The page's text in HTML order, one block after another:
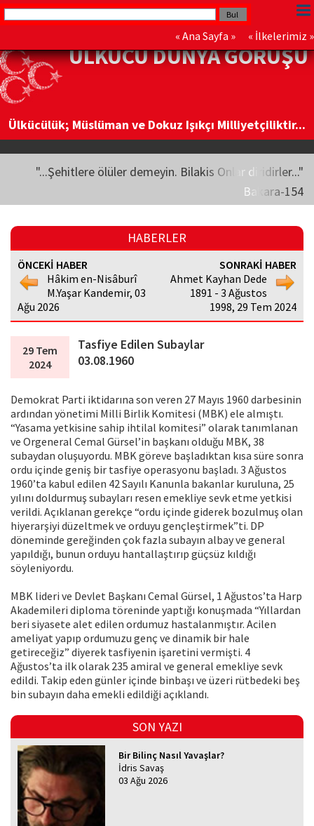
« Ana Sayfa » « İlkelerimiz »
ÜLKÜCÜ DÜNYA GÖRÜŞÜ
Ülkücülük; Müslüman ve Dokuz Işıkçı Milliyetçiliktir...
"...Şehitlere ölüler demeyin. Bilakis Onlar diridirler..."
Bakara-154
HABERLER
ÖNCEKİ HABER
Hâkim en-Nisâburî
M.Yaşar Kandemir, 03
Ağu 2026
SONRAKİ HABER
Ahmet Kayhan Dede
1891 - 3 Ağustos
1998, 29 Tem 2024
29 Tem
2024
Tasfiye Edilen Subaylar
03.08.1960
Demokrat Parti iktida­rına son veren 27 Mayıs 1960 darbesinin
ardından yönetimi Milli Birlik Komitesi (MBK) ele almıştı.
“Yasama yetkisine sahip ihti­lal komitesi” olarak tanımlanan
ve Orgeneral Cemal Gürsel’in başkanı olduğu MBK, 38
subaydan oluşuyordu. MBK göreve başladıktan kısa süre sonra
ordu içinde geniş bir tasfiye operasyonu başladı. 3 Ağustos
1960’ta kabul edilen 42 Sayılı Kanunla bakanlar kuruluna, 25
yılını doldurmuş subayları resen emekliye sevk etme yetkisi
verildi. Açıklanan gerekçe “ordu içinde giderek bozulmuş olan
hiyerarşiyi dü­zeltmek ve orduyu gençleştirmek”ti. DP
döneminde gereğinden çok fazla subayın albay ve general
yapıldığı, bunun orduyu hantallaştırıp güçsüz kıldığı
söyleniyordu.
MBK lideri ve Devlet Baş­kanı Cemal Gürsel, 1 Ağus­tos’ta Harp
Akademileri diploma töreninde yaptığı konuşma­da “Yıllardan
beri siyasete alet edilen ordumuz hastalanmıştır. Acilen
ameliyat yapıp ordu­muzu genç ve dinamik bir hale
getireceğiz” diyerek tasfiyenin işaretini vermişti. 4
Ağustos’ta ilk olarak 235 amiral ve general emekliye sevk
edildi. Takip eden günler içinde binbaşı ve üzeri rütbedeki beş
bin subayın daha emekli edildiği açıklandı.
SON YAZI
Bir Bilinç Nasıl Yavaşlar?
İdris Savaş
03 Ağu 2026